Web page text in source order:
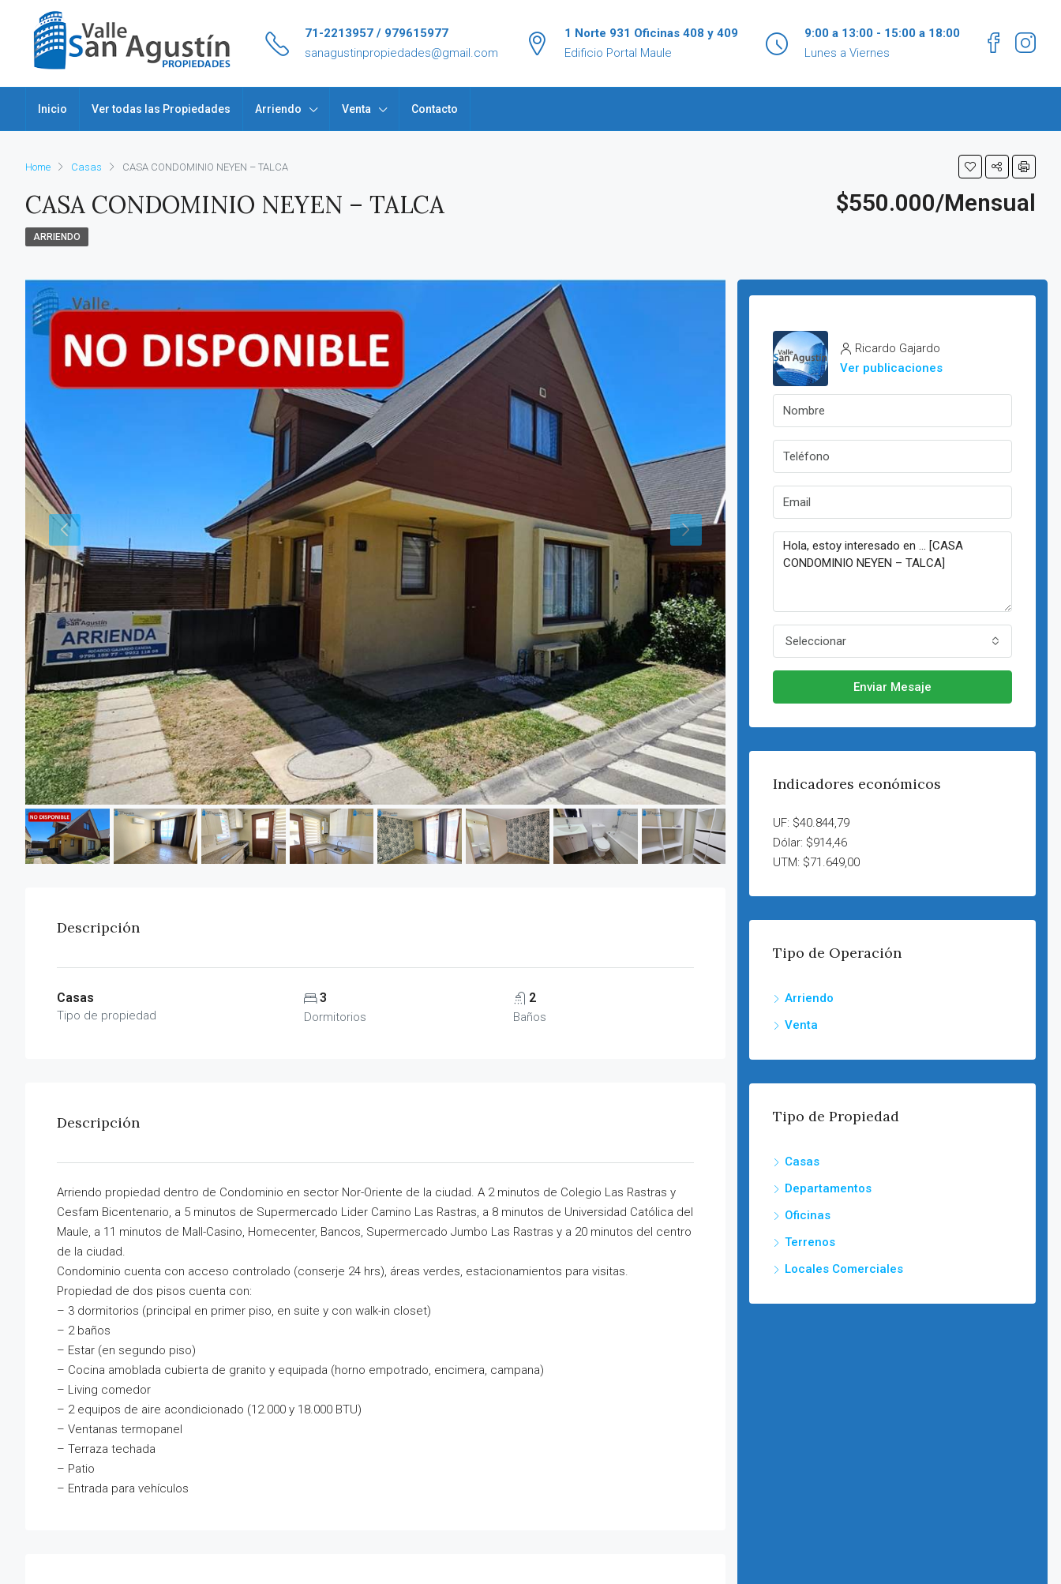
71-2213957 / 979615977
sanagustinpropiedades@gmail.com
1 Norte 931 Oficinas 408 y 409
Edificio Portal Maule
9:00 a 13:00 - 15:00 a 18:00
Lunes a Viernes
Inicio Ver todas las Propiedades Arriendo Venta Contacto
Home Casas CASA CONDOMINIO NEYEN – TALCA
CASA CONDOMINIO NEYEN – TALCA $550.000/Mensual
ARRIENDO
Descripción
Casas
Tipo de propiedad
3
Dormitorios
2
Baños
Descripción
Arriendo propiedad dentro de Condominio en sector Nor-Oriente de la ciudad. A 2 minutos de Colegio Las Rastras y
Cesfam Bicentenario, a 5 minutos de Supermercado Lider Camino Las Rastras, a 8 minutos de Universidad Católica del
Maule, a 11 minutos de Mall-Casino, Homecenter, Bancos, Supermercado Jumbo Las Rastras y a 20 minutos del centro
de la ciudad.
Condominio cuenta con acceso controlado (conserje 24 hrs), áreas verdes, estacionamientos para visitas.
Propiedad de dos pisos cuenta con:
– 3 dormitorios (principal en primer piso, en suite y con walk-in closet)
– 2 baños
– Estar (en segundo piso)
– Cocina amoblada cubierta de granito y equipada (horno empotrado, encimera, campana)
– Living comedor
– 2 equipos de aire acondicionado (12.000 y 18.000 BTU)
– Ventanas termopanel
– Terraza techada
– Patio
– Entrada para vehículos
Ricardo Gajardo
Ver publicaciones
Seleccionar
Enviar Mesaje
Indicadores económicos
UF: $40.844,79
Dólar: $914,46
UTM: $71.649,00
Tipo de Operación
Arriendo
Venta
Tipo de Propiedad
Casas
Departamentos
Oficinas
Terrenos
Locales Comerciales